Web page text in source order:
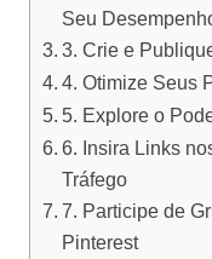
Seu
3. Crie e
4. Otimize Seus
5. Explore o
6. Insira Links
Tráfego
7. Participe de
Pinterest